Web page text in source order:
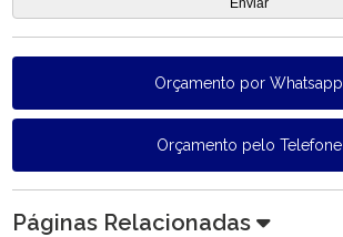
Orçamento por Whatsapp
Orçamento pelo Telefone
Páginas Relacionadas